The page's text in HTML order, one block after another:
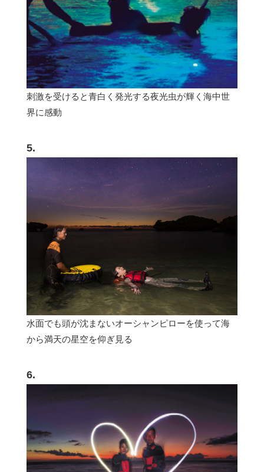
刺激を受けると青白く発光する夜光虫が輝く海中世
界に感動
5.
水面でも頭が沈まないオーシャンピローを使って海
から満天の星空を仰ぎ見る
6.